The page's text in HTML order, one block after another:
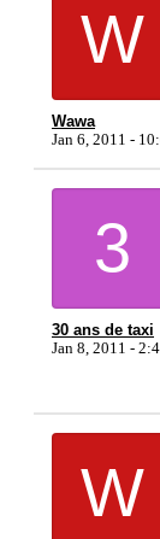
W
Wawa
Jan 6, 2011 -
3
30 ans de taxi
Jan 8, 2011 -
W